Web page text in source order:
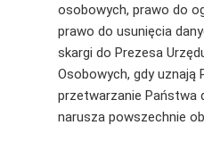
osobowych, prawo do
prawo do usunięcia
skargi do Prezesa
Osobowych, gdy uznają
przetwarzanie Państwa
narusza powszechnie